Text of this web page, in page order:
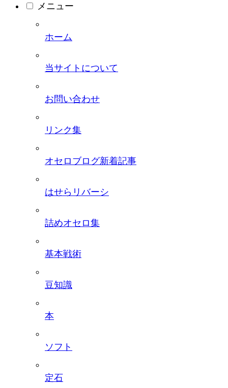
メニュー
ホーム
当サイトについて
お問い合わせ
リンク集
オセロブログ新着記事
はせらリバーシ
詰めオセロ集
基本戦術
豆知識
本
ソフト
定石